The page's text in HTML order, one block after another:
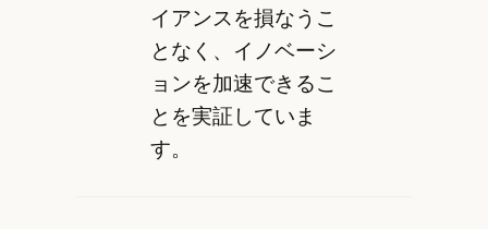
イアンスを損なうこ
となく、イノベーシ
ョンを加速できるこ
とを実証していま
す。